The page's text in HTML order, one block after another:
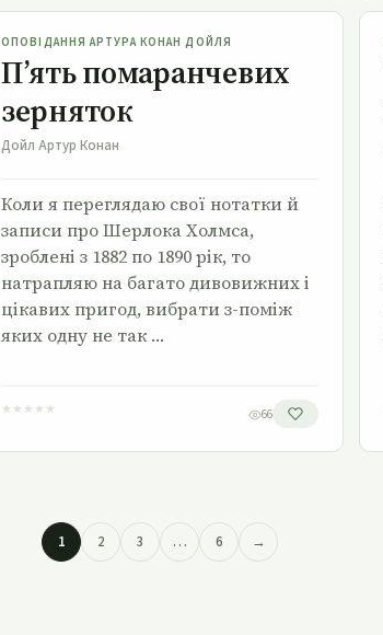
П’ять помаранчевих зерняток
ОПОВІДАННЯ АРТУРА КОНАН ДОЙЛЯ
П’ять помаранчевих
зерняток
Дойл Артур Конан
Коли я переглядаю свої нотатки й
записи про Шерлока Холмса,
зроблені з 1882 по 1890 рік, то
натрапляю на багато дивовижних і
цікавих пригод, вибрати з-поміж
яких одну не так …
★ ★ ★ ★ ★ 66
1 2 3 … 6 →